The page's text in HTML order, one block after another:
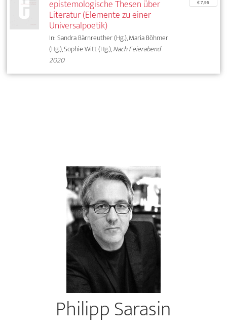
epistemologische Thesen über
Literatur (Elemente zu einer
Universalpoetik)
In: Sandra Bärnreuther (Hg.), Maria Böhmer
(Hg.), Sophie Witt (Hg.),Nach Feierabend
2020
€ 7,95
Philipp Sarasin